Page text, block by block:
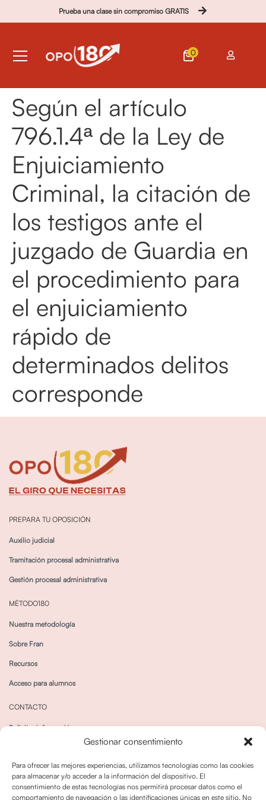
Gestionar consentimiento
Para ofrecer las mejores experiencias, utilizamos tecnologías como las cookies
para almacenar y/o acceder a la información del dispositivo. El
consentimiento de estas tecnologías nos permitirá procesar datos como el
comportamiento de navegación o las identificaciones únicas en este sitio. No
Prueba una clase sin compromiso GRATIS
0
Según el artículo
796.1.4ª de la Ley de
Enjuiciamiento
Criminal, la citación de
los testigos ante el
juzgado de Guardia en
el procedimiento para
el enjuiciamiento
rápido de
determinados delitos
corresponde
PREPARA TU OPOSICIÓN
Auxilio judicial
Tramitación procesal administrativa
Gestión procesal administrativa
MÉTODO180
Nuestra metodología
Sobre Fran
Recursos
Acceso para alumnos
CONTACTO
Solicitar información